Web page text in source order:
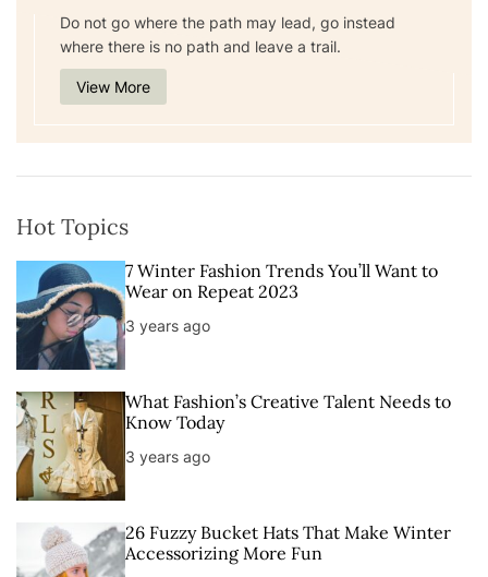
Do not go where the path may lead, go instead
where there is no path and leave a trail.
View More
Hot Topics
7 Winter Fashion Trends You’ll Want to
Wear on Repeat 2023
3 years ago
What Fashion’s Creative Talent Needs to
Know Today
3 years ago
26 Fuzzy Bucket Hats That Make Winter
Accessorizing More Fun